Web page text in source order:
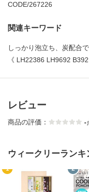
CODE/267226
関連キーワード
しっかり泡立ち、炭配合
《 LH22386 LH9692 B392
レビュー
商品の評価： -
ウィークリーランキ
1 2